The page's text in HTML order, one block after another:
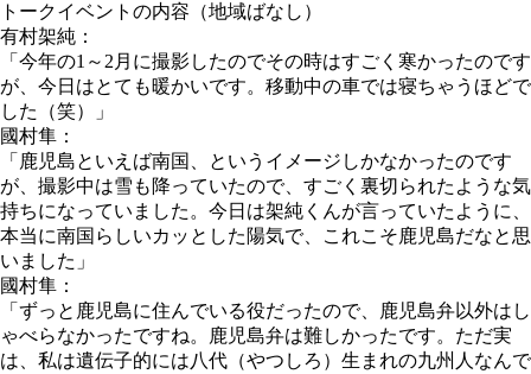
トークイベントの内容（地域ばなし）
有村架純：
「今年の1～2月に撮影したのでその時はすごく寒かったのです
が、今日はとても暖かいです。移動中の車では寝ちゃうほどで
した（笑）」
國村隼：
「鹿児島といえば南国、というイメージしかなかったのです
が、撮影中は雪も降っていたので、すごく裏切られたような気
持ちになっていました。今日は架純くんが言っていたように、
本当に南国らしいカッとした陽気で、これこそ鹿児島だなと思
いました」
國村隼：
「ずっと鹿児島に住んでいる役だったので、鹿児島弁以外はし
ゃべらなかったですね。鹿児島弁は難しかったです。ただ実
は、私は遺伝子的には八代（やつしろ）生まれの九州人なんで